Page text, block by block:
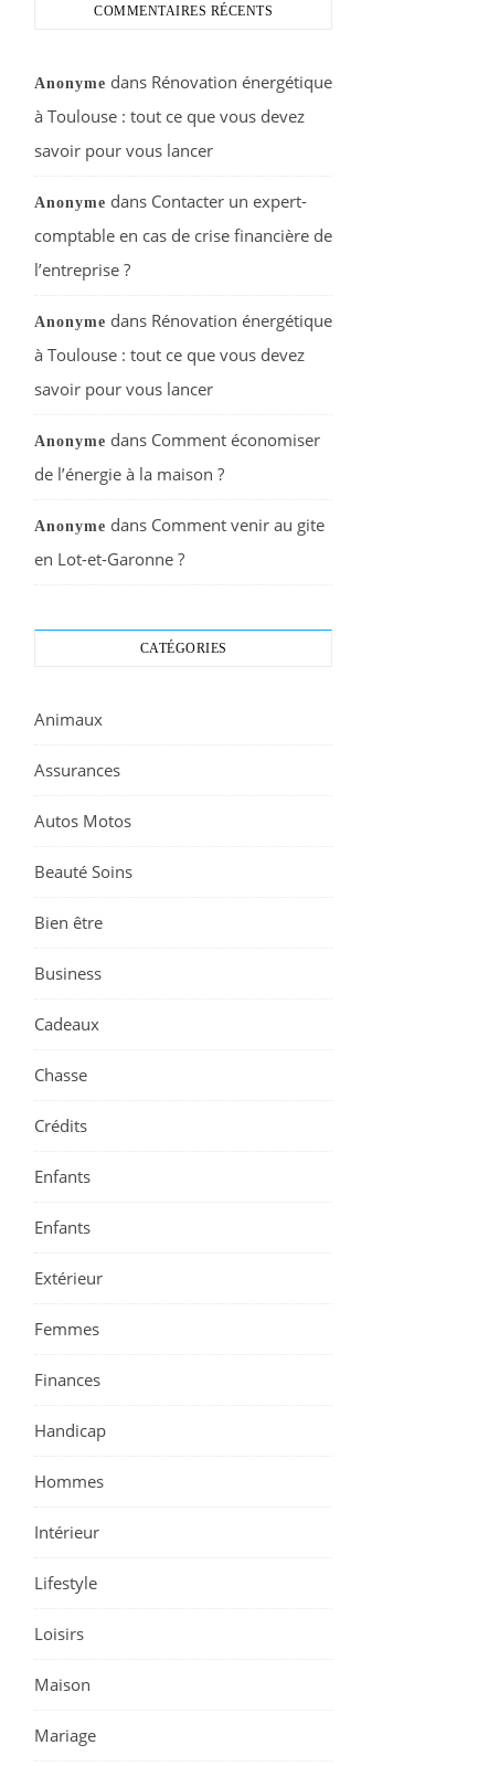
COMMENTAIRES RÉCENTS
Anonyme dans Rénovation énergétique
à Toulouse : tout ce que vous devez
savoir pour vous lancer
Anonyme dans Contacter un expert-
comptable en cas de crise financière de
l’entreprise ?
Anonyme dans Rénovation énergétique
à Toulouse : tout ce que vous devez
savoir pour vous lancer
Anonyme dans Comment économiser
de l’énergie à la maison ?
Anonyme dans Comment venir au gite
en Lot-et-Garonne ?
CATÉGORIES
Animaux
Assurances
Autos Motos
Beauté Soins
Bien être
Business
Cadeaux
Chasse
Crédits
Enfants
Enfants
Extérieur
Femmes
Finances
Handicap
Hommes
Intérieur
Lifestyle
Loisirs
Maison
Mariage